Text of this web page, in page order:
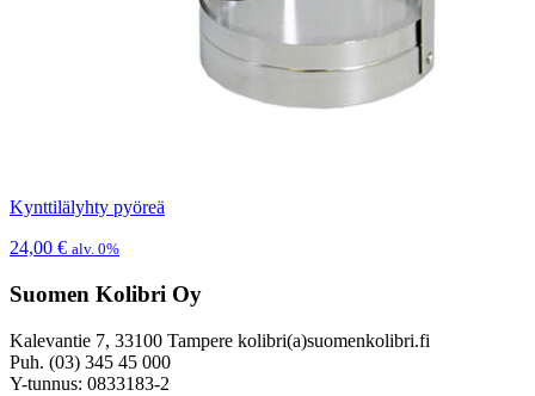
Kynttilälyhty pyöreä
24,00 € alv. 0%
Suomen Kolibri Oy
Kalevantie 7, 33100 Tampere kolibri(a)suomenkolibri.fi
Puh. (03) 345 45 000
Y-tunnus: 0833183-2